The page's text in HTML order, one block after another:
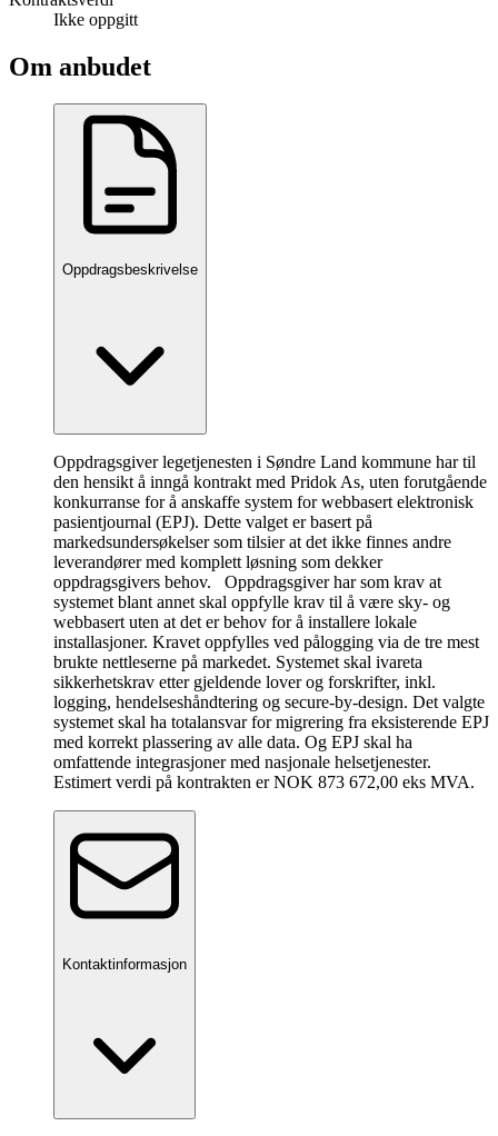
Ikke oppgitt
Om anbudet
Oppdragsbeskrivelse
Oppdragsgiver legetjenesten i Søndre Land kommune har til
den hensikt å inngå kontrakt med Pridok As, uten forutgående
konkurranse for å anskaffe system for webbasert elektronisk
pasientjournal (EPJ). Dette valget er basert på
markedsundersøkelser som tilsier at det ikke finnes andre
leverandører med komplett løsning som dekker
oppdragsgivers behov. Oppdragsgiver har som krav at
systemet blant annet skal oppfylle krav til å være sky- og
webbasert uten at det er behov for å installere lokale
installasjoner. Kravet oppfylles ved pålogging via de tre mest
brukte nettleserne på markedet. Systemet skal ivareta
sikkerhetskrav etter gjeldende lover og forskrifter, inkl.
logging, hendelseshåndtering og secure-by-design. Det valgte
systemet skal ha totalansvar for migrering fra eksisterende EPJ
med korrekt plassering av alle data. Og EPJ skal ha
omfattende integrasjoner med nasjonale helsetjenester.
Estimert verdi på kontrakten er NOK 873 672,00 eks MVA.
Kontaktinformasjon